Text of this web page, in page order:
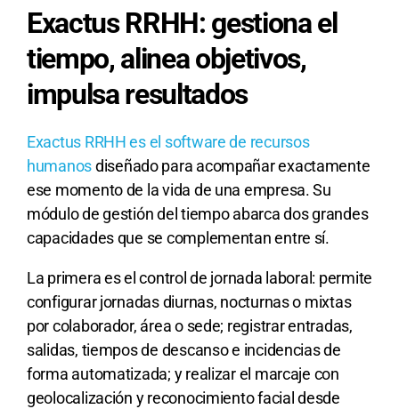
Exactus RRHH: gestiona el
tiempo, alinea objetivos,
impulsa resultados
Exactus RRHH es el software de recursos
humanosdiseñado para acompañar exactamente
ese momento de la vida de una empresa. Su
módulo de gestión del tiempo abarca dos grandes
capacidades que se complementan entre sí.
La primera es el control de jornada laboral: permite
configurar jornadas diurnas, nocturnas o mixtas
por colaborador, área o sede; registrar entradas,
salidas, tiempos de descanso e incidencias de
forma automatizada; y realizar el marcaje con
geolocalización y reconocimiento facial desde